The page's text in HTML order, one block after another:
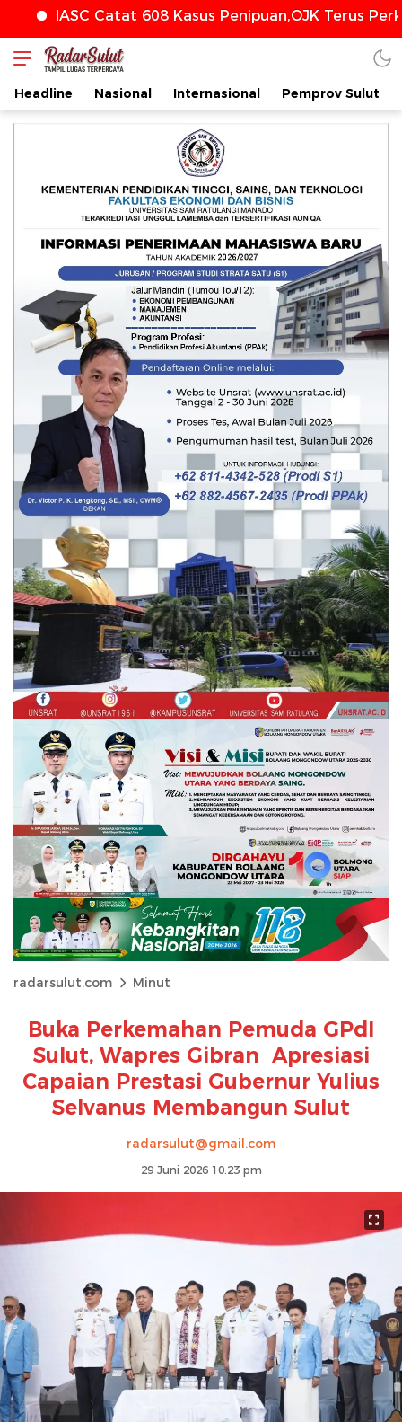
Catat 608 Kasus Penipuan,OJK Terus Perkuat
Headline Nasional Internasional Pemprov Sulut
radarsulut.com Minut
Buka Perkemahan Pemuda GPdI
Sulut, Wapres Gibran Apresiasi
Capaian Prestasi Gubernur Yulius
Selvanus Membangun Sulut
radarsulut@gmail.com
29 Juni 2026 10:23 pm